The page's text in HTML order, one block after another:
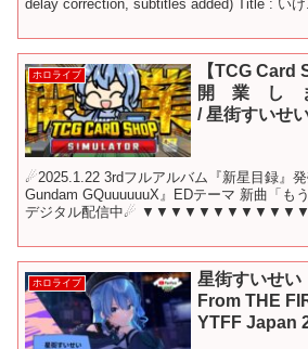
delay correction, subtitles added) Title : いけ
ホロライブ
【TCG Card
開 業 し ま
/ 星街すいせい
☄2025.1.22 3rdフルアルバム『新星目録』
Gundam GQuuuuuuX』EDテーマ 新曲「も
デジタル配信中☄
ホロライブ
星街すいせ
From THE
YTFF Japan